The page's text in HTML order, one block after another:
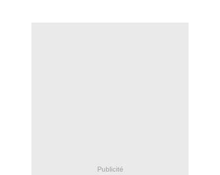
Publicité